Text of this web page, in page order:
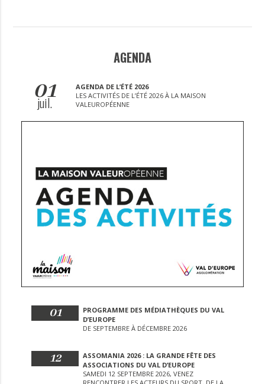
AGENDA
01
juil.
AGENDA DE L’ÉTÉ 2026
LES ACTIVITÉS DE L’ÉTÉ 2026 À LA MAISON
VALEUROPÉENNE
01
PROGRAMME DES MÉDIATHÈQUES DU VAL
D’EUROPE
DE SEPTEMBRE À DÉCEMBRE 2026
12
ASSOMANIA 2026 : LA GRANDE FÊTE DES
ASSOCIATIONS DU VAL D’EUROPE
SAMEDI 12 SEPTEMBRE 2026, VENEZ